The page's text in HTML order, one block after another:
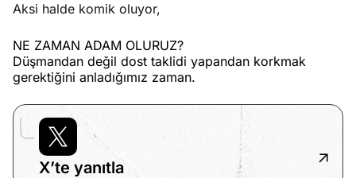
Aksi halde komik oluyor,
NE ZAMAN ADAM OLURUZ?
Düşmandan değil dost taklidi yapandan korkmak
gerektiğini anladığımız zaman.
X’te yanıtla